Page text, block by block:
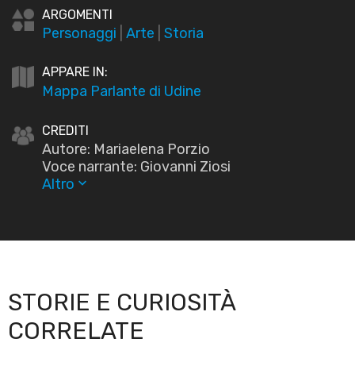
ARGOMENTI
Personaggi Arte Storia
APPARE IN:
Mappa Parlante di Udine
CREDITI
Autore: Mariaelena Porzio
Voce narrante: Giovanni Ziosi
Altro keyboard_arrow_down
STORIE E CURIOSITÀ
CORRELATE